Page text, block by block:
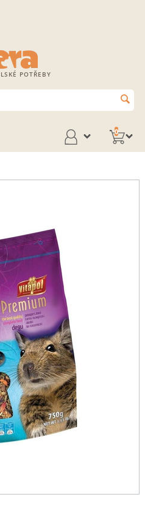
POTŘEBY
0